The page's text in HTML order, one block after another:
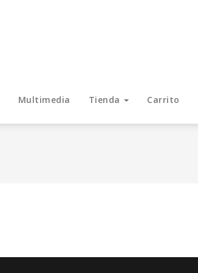
Multimedia Tienda Carrito